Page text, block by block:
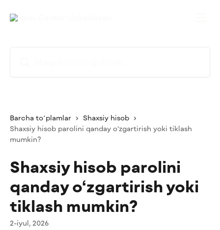
Barcha toʻplamlar
Shaxsiy hisob
Shaxsiy hisob parolini qanday o‘zgartirish yoki tiklash
mumkin?
Shaxsiy hisob parolini
qanday o‘zgartirish yoki
tiklash mumkin?
2-iyul, 2026